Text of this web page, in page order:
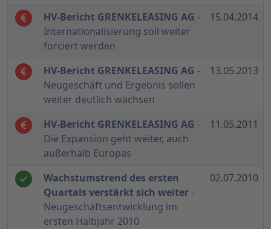
HV-Bericht GRENKELEASING AG -
Internationalisierung soll weiter
forciert werden
15.04.2014
HV-Bericht GRENKELEASING AG -
Neugeschäft und Ergebnis sollen
weiter deutlich wachsen
13.05.2013
HV-Bericht GRENKELEASING AG -
Die Expansion geht weiter, auch
außerhalb Europas
11.05.2011
Wachstumstrend des ersten
Quartals verstärkt sich weiter-
Neugeschäftsentwicklung im
ersten Halbjahr 2010
02.07.2010